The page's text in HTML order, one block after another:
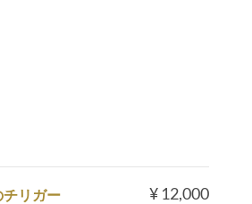
¥ 12,000
リガー